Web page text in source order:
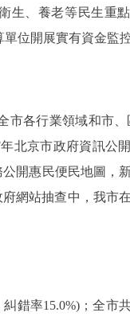
生、養老等民生重
位開展實有資金監控
各行業領域和市、
北京市政府資訊公
開惠民便民地圖，
網站抽查中，我市
錯率15.0%)；全市